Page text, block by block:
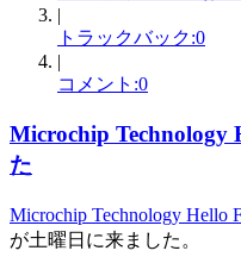
|
トラックバック:0
|
コメント:0
Microchip Technology
た
Microchip Technology Hello
が土曜日に来ました。